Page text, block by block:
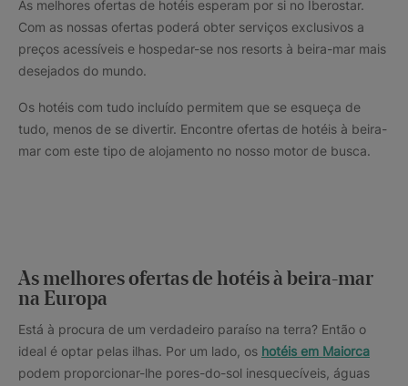
As melhores ofertas de hotéis esperam por si no Iberostar.
Com as nossas ofertas poderá obter serviços exclusivos a
preços acessíveis e hospedar-se nos resorts à beira-mar mais
desejados do mundo.
Os hotéis com tudo incluído permitem que se esqueça de
tudo, menos de se divertir. Encontre ofertas de hotéis à beira-
mar com este tipo de alojamento no nosso motor de busca.
As melhores ofertas de hotéis à beira-mar
na Europa
Está à procura de um verdadeiro paraíso na terra? Então o
ideal é optar pelas ilhas. Por um lado, os hotéis em Maiorca
podem proporcionar-lhe pores-do-sol inesquecíveis, águas